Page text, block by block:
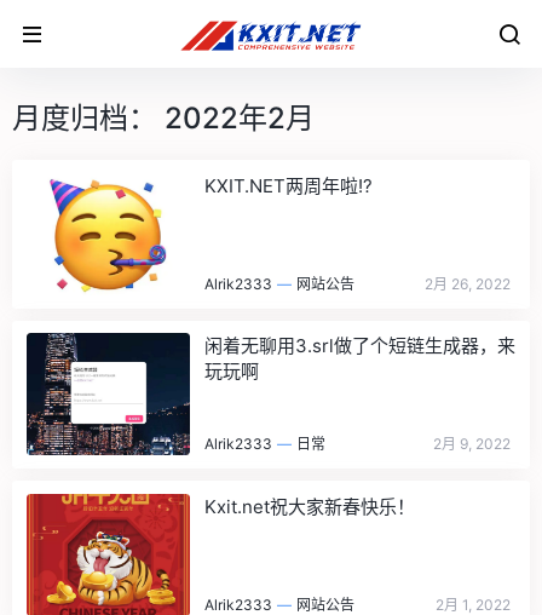
月度归档： 2022年2月
KXIT.NET两周年啦!?
Alrik2333 — 网站公告 2月 26, 2022
闲着无聊用3.srl做了个短链生成器，来
玩玩啊
Alrik2333 — 日常 2月 9, 2022
Kxit.net祝大家新春快乐！
Alrik2333 — 网站公告 2月 1, 2022